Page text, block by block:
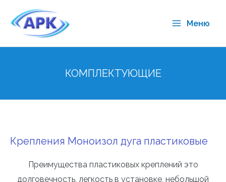
Меню
КОМПЛЕКТУЮЩИЕ
Крепления Моноизол дуга пластиковые
Преимущества пластиковых креплений это
долговечность, легкость в установке, небольшой